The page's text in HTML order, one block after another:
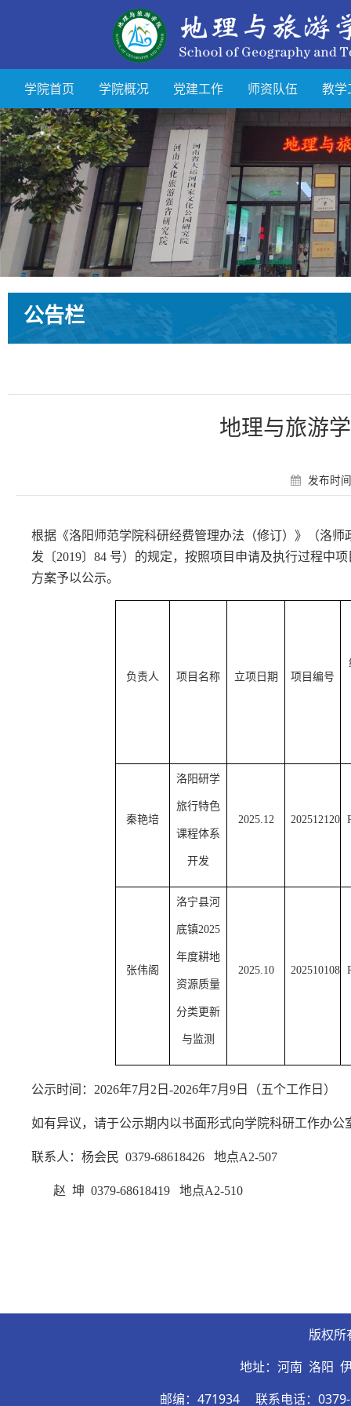
学院首页 学院概况 党建工作 师资队伍 教学
公告栏
地理与旅游
发布时
根据《洛阳师范学院科研经费管理办法（修订）》（洛师
发〔2019〕84 号）的规定，按照项目申请及执行过程中
方案予以公示。
负责人 项目名称 立项日期 项目编号
秦艳培
洛阳研学
旅行特色
课程体系
开发
2025.12 202512120
张伟阁
洛宁县河
底镇2025
年度耕地
资源质量
分类更新
与监测
2025.10 202510108
公示时间： 2026年7月 2日-2026年7月 9 日（五个工作日）
如有异议，请于公示期内以书面形式向学院科研工作办公
联系人：杨会民 0379-68618426 地点A2-507
赵 坤 0379-68618419 地点A2-510
版权所
地址：河南 洛阳
邮编：471934
联系电话：